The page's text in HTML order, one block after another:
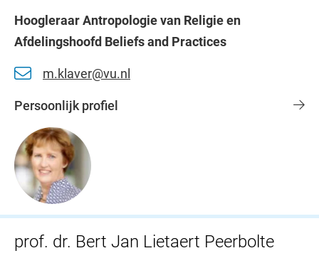
Hoogleraar Antropologie van Religie en
Afdelingshoofd Beliefs and Practices
m.klaver@vu.nl
Persoonlijk profiel
prof. dr. Bert Jan Lietaert Peerbolte